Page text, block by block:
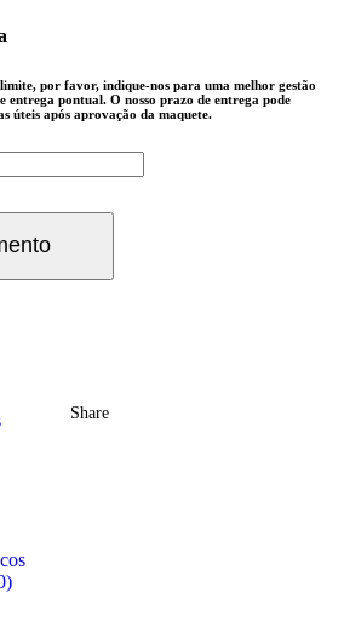
por favor, indique-nos para uma melhor gestão
entrega pontual. O nosso prazo de entrega pode
úteis após aprovação da maquete.
Share